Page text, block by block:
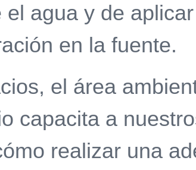
agua y de
en la fuente.
el área
capacita a
realizar una